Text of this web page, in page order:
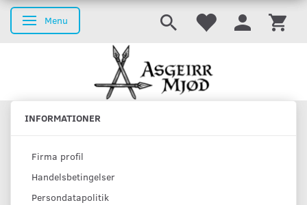
Skifte navigation
Menu
INFORMATIONER
Firma profil
Handelsbetingelser
Persondatapolitik